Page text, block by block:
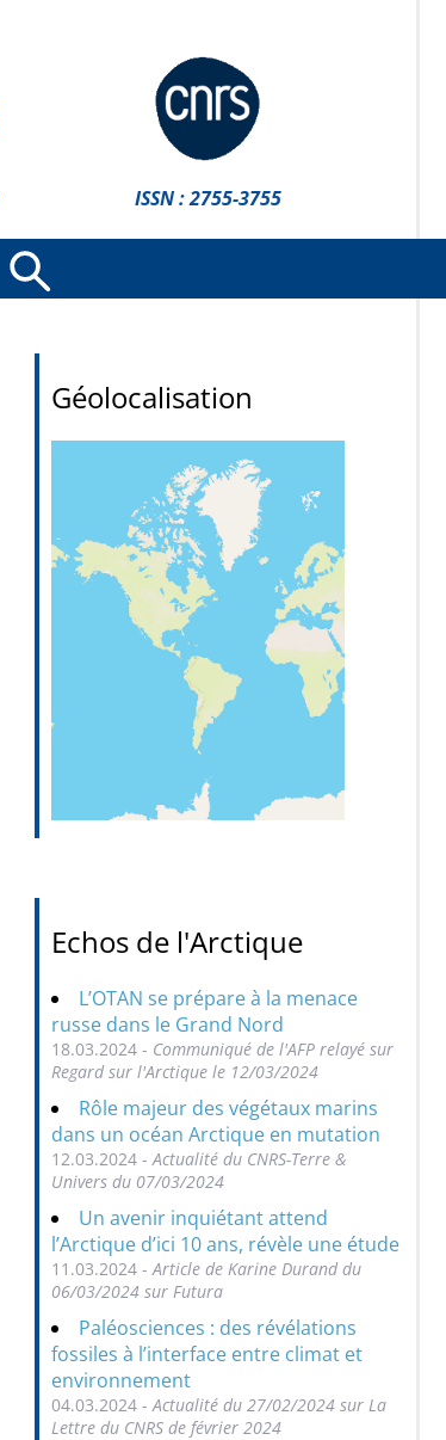
ISSN : 2755-3755
Géolocalisation
Echos de l'Arctique
L’OTAN se prépare à la menace
russe dans le Grand Nord
18.03.2024 - Communiqué de l'AFP relayé sur
Regard sur l'Arctique le 12/03/2024
Rôle majeur des végétaux marins
dans un océan Arctique en mutation
12.03.2024 - Actualité du CNRS-Terre &
Univers du 07/03/2024
Un avenir inquiétant attend
l’Arctique d’ici 10 ans, révèle une étude
11.03.2024 - Article de Karine Durand du
06/03/2024 sur Futura
Paléosciences : des révélations
fossiles à l’interface entre climat et
environnement
04.03.2024 - Actualité du 27/02/2024 sur La
Lettre du CNRS de février 2024